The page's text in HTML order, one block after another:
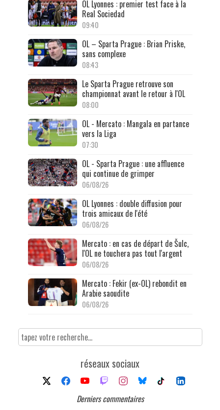
OL Lyonnes : premier test face à la
Real Sociedad
09:40
OL – Sparta Prague : Brian Priske,
sans complexe
08:43
Le Sparta Prague retrouve son
championnat avant le retour à l'OL
08:00
OL - Mercato : Mangala en partance
vers la Liga
07:30
OL - Sparta Prague : une affluence
qui continue de grimper
06/08/26
OL Lyonnes : double diffusion pour
trois amicaux de l'été
06/08/26
Mercato : en cas de départ de Šulc,
l'OL ne touchera pas tout l'argent
06/08/26
Mercato : Fekir (ex-OL) rebondit en
Arabie saoudite
06/08/26
réseaux sociaux
Derniers commentaires